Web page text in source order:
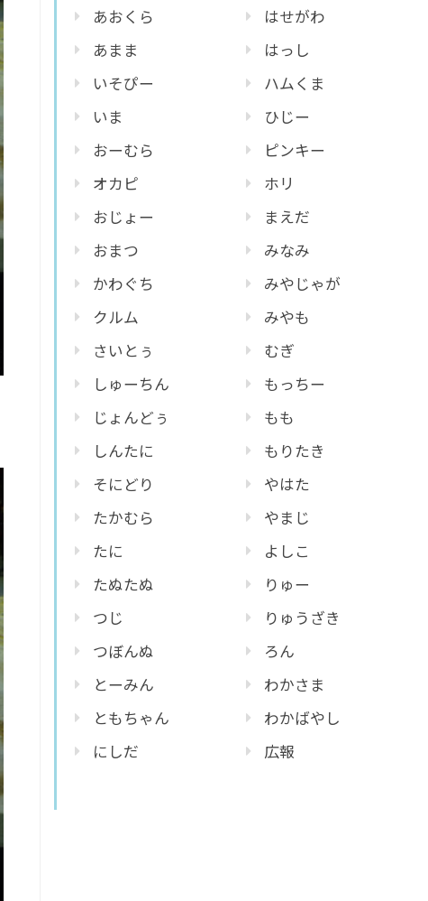
あおくら
あまま
いそぴー
いま
おーむら
オカピ
おじょー
おまつ
かわぐち
クルム
さいとぅ
しゅーちん
じょんどぅ
しんたに
そにどり
たかむら
たに
たぬたぬ
つじ
つぼんぬ
とーみん
ともちゃん
にしだ
はせがわ
はっし
ハムくま
ひじー
ピンキー
ホリ
まえだ
みなみ
みやじゃが
みやも
むぎ
もっちー
もも
もりたき
やはた
やまじ
よしこ
りゅー
りゅうざき
ろん
わかさま
わかばやし
広報